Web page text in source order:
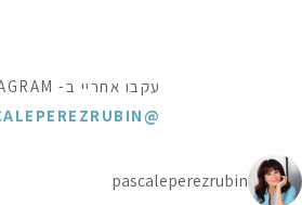
עקבו אחריי ב- INSTAGRAM
@PASCALEPEREZRUBIN
pascaleperezrubin